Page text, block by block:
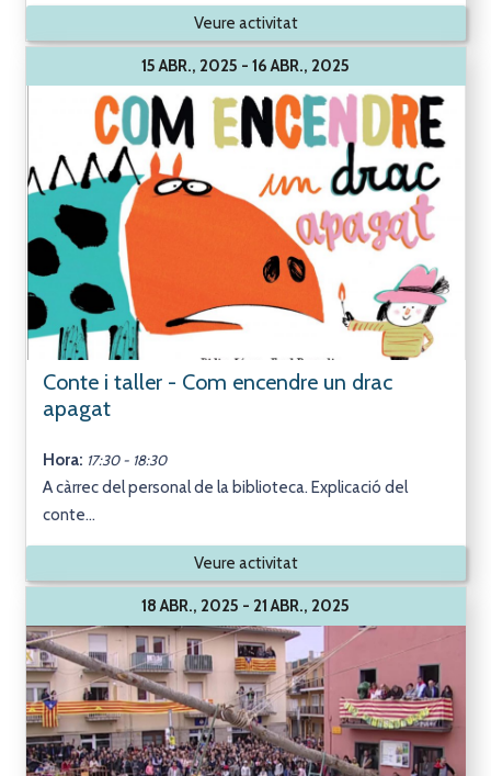
Veure activitat
15 ABR., 2025 - 16 ABR., 2025
Conte i taller - Com encendre un drac
apagat
Hora: 17:30 - 18:30
A càrrec del personal de la biblioteca. Explicació del
conte...
Veure activitat
18 ABR., 2025 - 21 ABR., 2025